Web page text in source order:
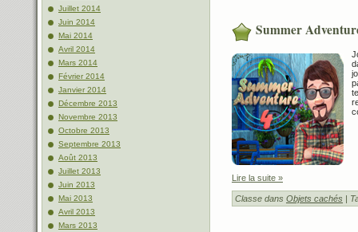
Juillet 2014
Juin 2014
Mai 2014
Avril 2014
Mars 2014
Février 2014
Janvier 2014
Décembre 2013
Novembre 2013
Octobre 2013
Septembre 2013
Août 2013
Juillet 2013
Juin 2013
Mai 2013
Avril 2013
Mars 2013
Summer
Lire la suite »
Classe dans Objets cachés |